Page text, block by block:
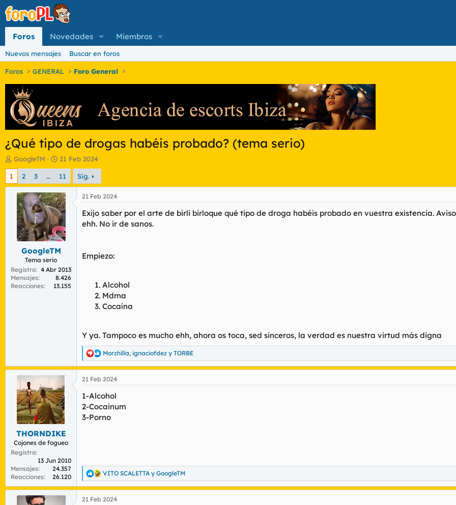
Foros Novedades Miembros
Nuevos mensajes Buscar en foros
Foros GENERAL Foro General
¿Qué tipo de drogas habéis probado? (tema serio)
I
n
c
a
d
o
d
t
e
m
GoogleTM
F
e
c
h
a
d
e
n
i
c
o
21 Feb 2024
1 2 3 … 11 Sig.
GoogleTM
Tema serio
Registro
4 Abr 2013
Mensajes
8.426
Reacciones
13.155
21 Feb 2024
Exijo saber por el arte de birli birloque qué tipo de droga habéis probado en vuestra existencia.
ehh. No ir de sanos.
Empiezo:
Alcohol
Mdma
Cocaína
Y ya. Tampoco es mucho ehh, ahora os toca, sed sinceros, la verdad es nuestra virtud más digna
R
e
a
c
i
o
e
Morzhilla, ignaciofdez y TORBE
THORNDIKE
Cojones de fogueo
Registro
13 Jun 2010
Mensajes
24.357
Reacciones
26.120
21 Feb 2024
1-Alcohol
2-Cocainum
3-Porno
R
e
a
c
VITO SCALETTA y GoogleTM
21 Feb 2024